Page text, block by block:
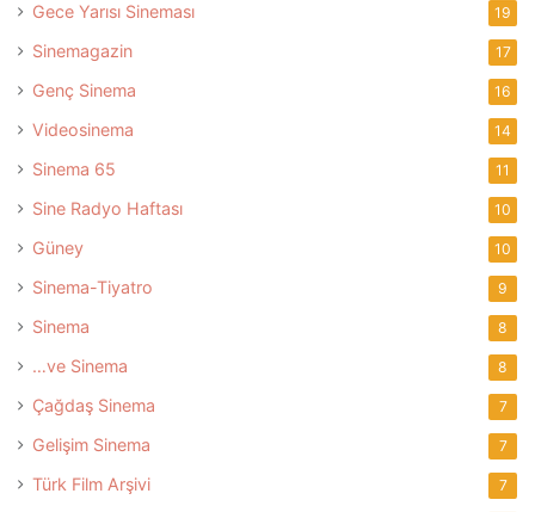
Gece Yarısı Sineması 19
Sinemagazin 17
Genç Sinema 16
Videosinema 14
Sinema 65 11
Sine Radyo Haftası 10
Güney 10
Sinema-Tiyatro 9
Sinema 8
…ve Sinema 8
Çağdaş Sinema 7
Gelişim Sinema 7
Türk Film Arşivi 7